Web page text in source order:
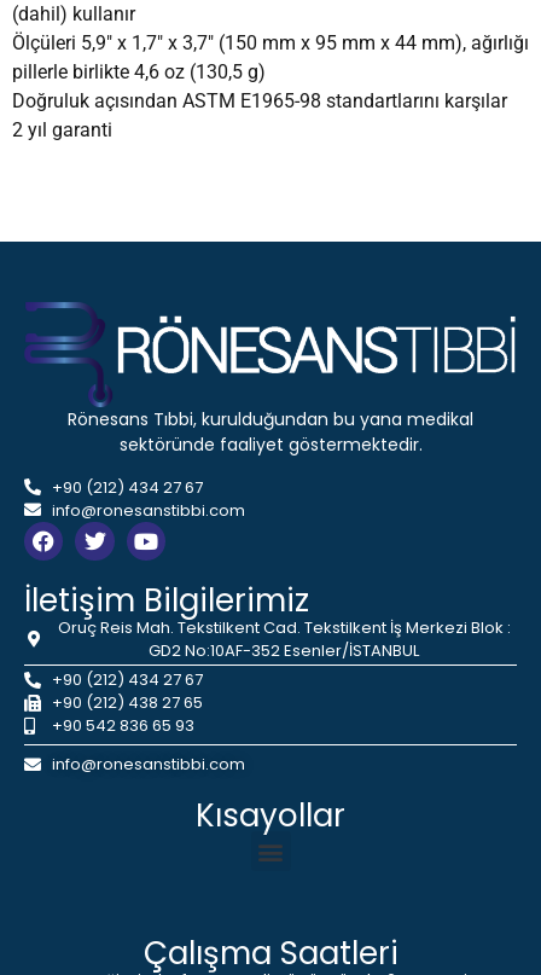
(dahil) kullanır
Ölçüleri 5,9″ x 1,7″ x 3,7″ (150 mm x 95 mm x 44 mm), ağırlığı
pillerle birlikte 4,6 oz (130,5 g)
Doğruluk açısından ASTM E1965-98 standartlarını karşılar
2 yıl garanti
Rönesans Tıbbi, kurulduğundan bu yana medikal
sektöründe faaliyet göstermektedir.
+90 (212) 434 27 67
info@ronesanstibbi.com
İletişim Bilgilerimiz
Oruç Reis Mah. Tekstilkent Cad. Tekstilkent İş Merkezi Blok :
GD2 No:10AF-352 Esenler/İSTANBUL
+90 (212) 434 27 67
+90 (212) 438 27 65
+90 542 836 65 93
info@ronesanstibbi.com
Kısayollar
Çalışma Saatleri